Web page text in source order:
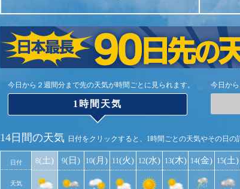
今日から２週間分まで先の天気が時間ごとに見られます。
1時間天気
今日か
14日間の天気 日付をクリックすると、1時間ごとの天気やその日の
日付
天気
8(土) 9(日) 10(月) 11(火) 12(水) 13(木) 14(金) 15(土)